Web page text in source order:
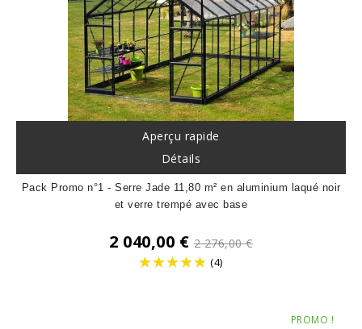
Aperçu rapide
Détails
Pack Promo n°1 - Serre Jade 11,80 m² en aluminium laqué noir
et verre trempé avec base
2 040,00 €Prix
de
2 276,00 €
(4)
PROMO !